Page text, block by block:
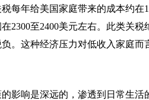
年给美国家庭带来的成本约在
2300至2400美元左右。此类关
。这种经济压力对低收入家庭而
响是深远的，渗透到日常生活